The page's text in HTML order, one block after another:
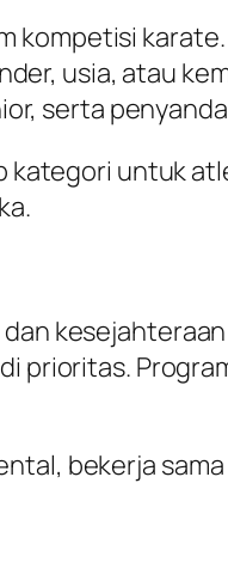
kompetisi
usia, atau
serta
kategori untuk
prioritas.
bekerja